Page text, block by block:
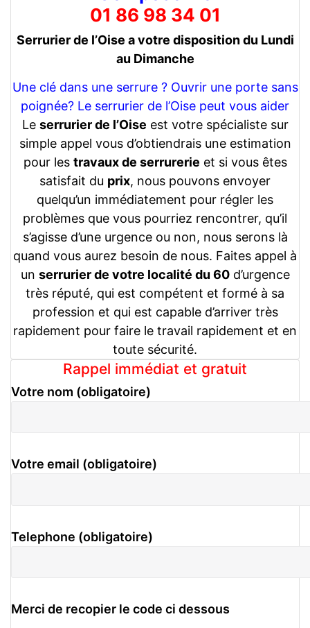
01 86 98 34 01
Serrurier de l’Oise a votre disposition du Lundi
au Dimanche
Une clé dans une serrure ? Ouvrir une porte sans
poignée? Le serrurier de l’Oise peut vous aider
Le serrurier de l’Oise est votre spécialiste sur
simple appel vous d’obtiendrais une estimation
pour les travaux de serrurerie et si vous êtes
satisfait du prix, nous pouvons envoyer
quelqu’un immédiatement pour régler les
problèmes que vous pourriez rencontrer, qu’il
s’agisse d’une urgence ou non, nous serons là
quand vous aurez besoin de nous. Faites appel à
un serrurier de votre localité du 60d’urgence
très réputé, qui est compétent et formé à sa
profession et qui est capable d’arriver très
rapidement pour faire le travail rapidement et en
toute sécurité.
Rappel immédiat et gratuit
Votre nom (obligatoire)
Votre email (obligatoire)
Telephone (obligatoire)
Merci de recopier le code ci dessous